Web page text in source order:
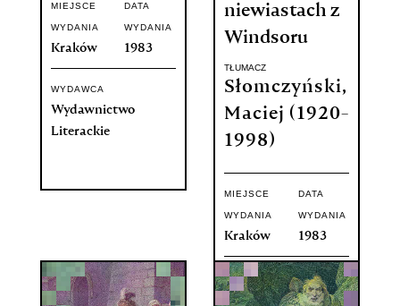
MIEJSCE
WYDANIA
Kraków
DATA
WYDANIA
1983
WYDAWCA
Wydawnictwo
Literackie
niewiastach z
Windsoru
TŁUMACZ
Słomczyński,
Maciej (1920-
1998)
MIEJSCE
WYDANIA
Kraków
DATA
WYDANIA
1983
WYDAWCA
Wydawnictwo